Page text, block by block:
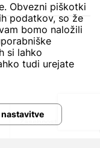
Zasebnost in piškoti
Obvezni piškotki
podatkov, so že
bomo naložili
si lahko
tudi urejate